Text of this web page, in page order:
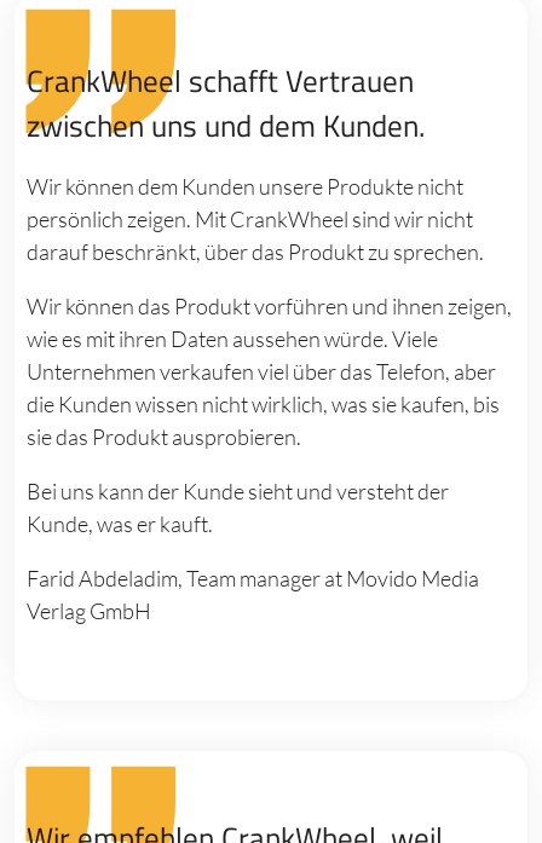
CrankWheel schafft Vertrauen
zwischen uns und dem Kunden.
Wir können dem Kunden unsere Produkte nicht
persönlich zeigen. Mit CrankWheel sind wir nicht
darauf beschränkt, über das Produkt zu sprechen.
Wir können das Produkt vorführen und ihnen zeigen,
wie es mit ihren Daten aussehen würde. Viele
Unternehmen verkaufen viel über das Telefon, aber
die Kunden wissen nicht wirklich, was sie kaufen, bis
sie das Produkt ausprobieren.
Bei uns kann der Kunde sieht und versteht der
Kunde, was er kauft.
Farid Abdeladim, Team manager at Movido Media
Verlag GmbH